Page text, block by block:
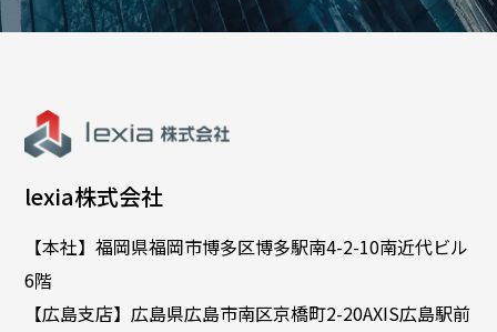
lexia株式会社
【本社】福岡県福岡市博多区博多駅南4-2-10南近代ビル
6階
【広島支店】広島県広島市南区京橋町2-20AXIS広島駅前